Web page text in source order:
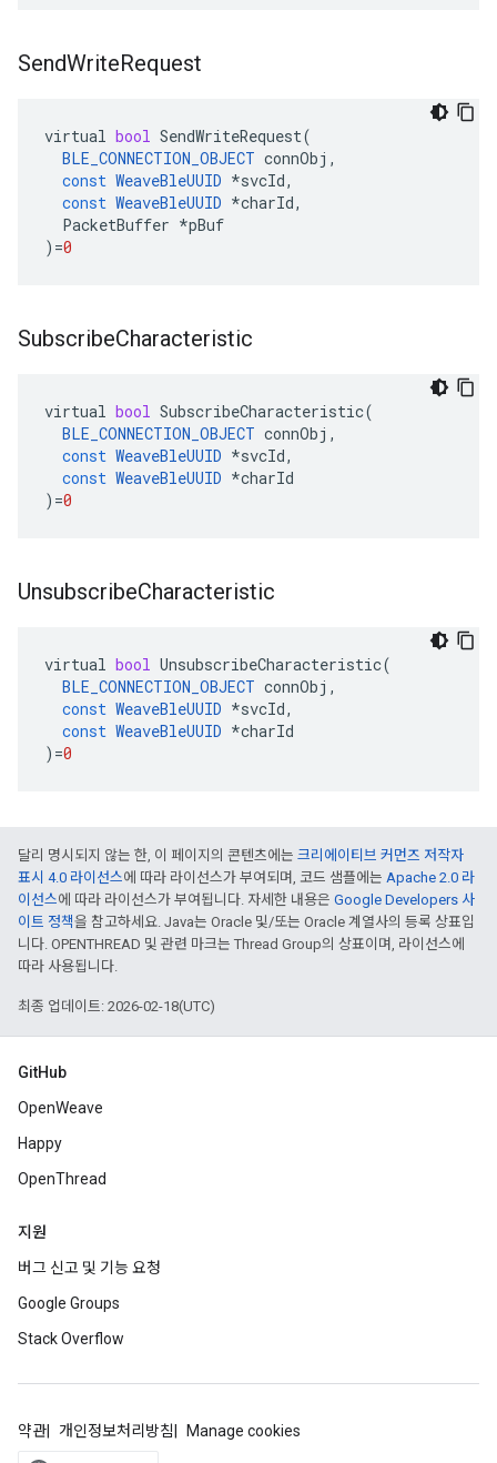
SendWriteRequest
virtual bool SendWriteRequest(
BLE_CONNECTION_OBJECT connObj ,
const WeaveBleUUID *svcId,
const WeaveBleUUID *charId,
PacketBuffer *pBuf
) =0
SubscribeCharacteristic
virtual bool SubscribeCharacteristic(
BLE_CONNECTION_OBJECT connObj ,
const WeaveBleUUID *svcId,
const WeaveBleUUID *charId
) =0
UnsubscribeCharacteristic
virtual bool UnsubscribeCharacteristic(
BLE_CONNECTION_OBJECT connObj ,
const WeaveBleUUID *svcId,
const WeaveBleUUID *charId
) =0
달리 명시되지 않는 한, 이 페이지의 콘텐츠에는 크리에이티브 커먼즈 저작자
표시 4.0 라이선스에 따라 라이선스가 부여되며, 코드 샘플에는 Apache 2.0 라
이선스에 따라 라이선스가 부여됩니다. 자세한 내용은 Google Developers 사
이트 정책을 참고하세요. Java는 Oracle 및/또는 Oracle 계열사의 등록 상표입
니다. OPENTHREAD 및 관련 마크는 Thread Group의 상표이며, 라이선스에
따라 사용됩니다.
최종 업데이트: 2026-02-18(UTC)
GitHub
OpenWeave
Happy
OpenThread
지원
버그 신고 및 기능 요청
Google Groups
Stack Overflow
약관 개인정보처리방침 Manage cookies